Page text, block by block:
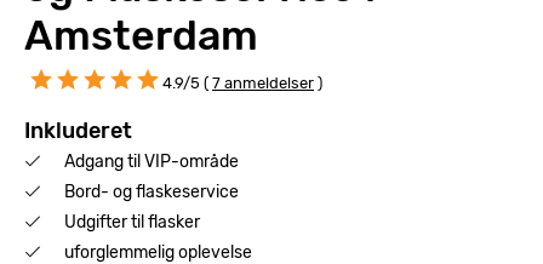
Amsterdam
4.9/5 ( 7 anmeldelser )
Inkluderet
Adgang til VIP-område
Bord- og flaskeservice
Udgifter til flasker
uforglemmelig oplevelse